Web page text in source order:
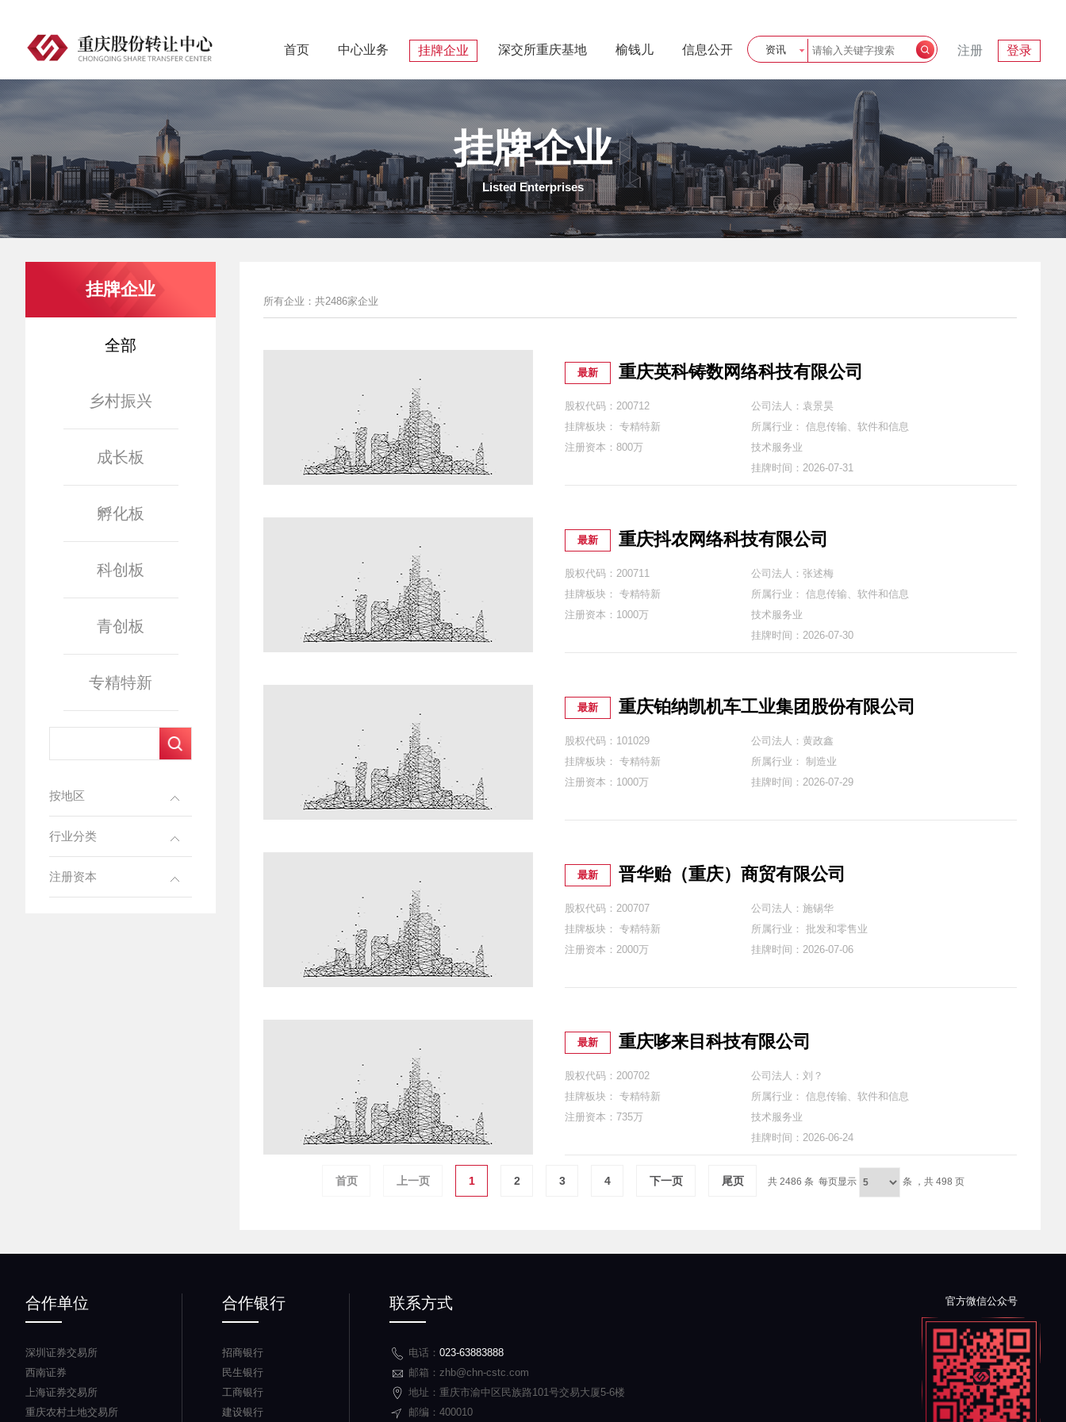
首页 中心业务 挂牌企业 深交所重庆基地 榆钱儿 信息公开 资讯 注册 登录
挂牌企业
Listed Enterprises
挂牌企业
全部
乡村振兴
成长板
孵化板
科创板
青创板
专精特新
按地区
行业分类
注册资本
所有企业：共2486家企业
最新 重庆英科铸数网络科技有限公司
股权代码：200712
挂牌板块： 专精特新
注册资本：800万
公司法人：袁景昊
所属行业： 信息传输、软件和信息
技术服务业
挂牌时间：2026-07-31
最新 重庆抖农网络科技有限公司
股权代码：200711
挂牌板块： 专精特新
注册资本：1000万
公司法人：张述梅
所属行业： 信息传输、软件和信息
技术服务业
挂牌时间：2026-07-30
最新 重庆铂纳凯机车工业集团股份有限公司
股权代码：101029
挂牌板块： 专精特新
注册资本：1000万
公司法人：黄政鑫
所属行业： 制造业
挂牌时间：2026-07-29
最新 晋华贻（重庆）商贸有限公司
股权代码：200707
挂牌板块： 专精特新
注册资本：2000万
公司法人：施锡华
所属行业： 批发和零售业
挂牌时间：2026-07-06
最新 重庆哆来目科技有限公司
股权代码：200702
挂牌板块： 专精特新
注册资本：735万
公司法人：刘？
所属行业： 信息传输、软件和信息
技术服务业
挂牌时间：2026-06-24
首页 上一页 1 2 3 4 下一页 尾页 共 2486 条 每页显示 条 ， 共 498 页
合作单位
深圳证券交易所
西南证券
上海证券交易所
重庆农村土地交易所
合作银行
招商银行
民生银行
工商银行
建设银行
联系方式
电话： 023-63883888
邮箱：zhb@chn-cstc.com
地址：重庆市渝中区民族路101号交易大厦5-6楼
邮编：400010
官方微信公众号